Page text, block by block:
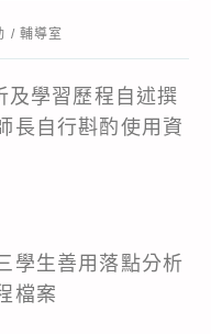
/ 輔導室
及學習歷程自述撰
長自行斟酌使用資
學生善用落點分析
檔案